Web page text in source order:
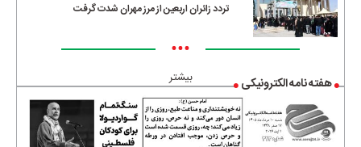
تردد زائران اربعین از مرز مهران شدت گرفت
•••
بیشتر هفته نامه الکترونیکی